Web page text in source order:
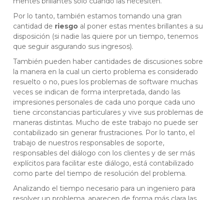
Por lo tanto, también estamos tomando una gran
cantidad de riesgo al poner estas mentes brillantes a su
disposición (si nadie las quiere por un tiempo, tenemos
que seguir asgurando sus ingresos).
También pueden haber cantidades de discusiones sobre
la manera en la cual un cierto problema es considerado
resuelto o no, pues los problemas de software muchas
veces se indican de forma interpretada, dando las
impresiones personales de cada uno porque cada uno
tiene circonstancias particulares y vive sus problemas de
maneras distintas. Mucho de este trabajo no puede ser
contabilizado sin generar frustraciones. Por lo tanto, el
trabajo de nuestros responsables de soporte,
responsables del diálogo con los clientes y de ser más
explícitos para facilitar este diálogo, está contabilizado
como parte del tiempo de resolución del problema.
Analizando el tiempo necesario para un ingeniero para